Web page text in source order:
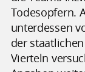
Todesopfern.
unterdessen
der
Vierteln